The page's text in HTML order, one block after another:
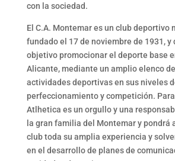
con la sociedad.
El C.A. Montemar es un club deportivo
fundado el 17 de noviembre de 1931, y
objetivo promocionar el deporte base
Alicante, mediante un amplio elenco
actividades deportivas en sus niveles
perfeccionamiento y competición. Para
Atlhetica es un orgullo y una
la gran familia del Montemar y pondrá
club toda su amplia experiencia y
en el desarrollo de planes de